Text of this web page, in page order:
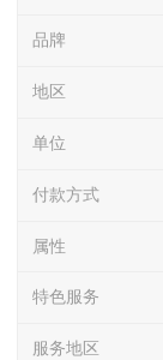
品牌
地区
单位
付款方式
属性
特色服务
服务地区